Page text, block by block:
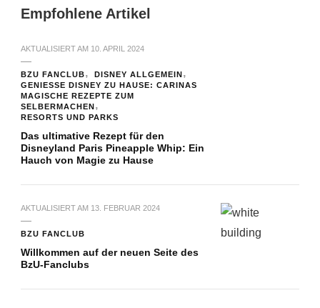
Empfohlene Artikel
AKTUALISIERT AM 10. APRIL 2024
BZU FANCLUB
DISNEY ALLGEMEIN
GENIESSE DISNEY ZU HAUSE: CARINAS M
AGISCHE REZEPTE ZUM S
ELBERMACHEN
RESORTS UND PARKS
Das ultimative Rezept für den
Disneyland Paris Pineapple Whip: Ein
Hauch von Magie zu Hause
AKTUALISIERT AM 13. FEBRUAR 2024
BZU FANCLUB
Willkommen auf der neuen Seite des
BzU-Fanclubs